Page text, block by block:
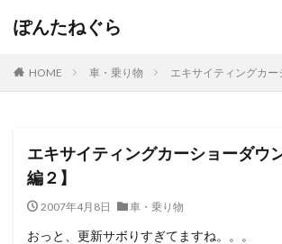
ぽんたねぐら
HOME 車・乗り物 エキサイティングカ
エキサイティングカーショーダウ
編２】
2007年4月8日 車・乗り物
おっと、更新サボりすぎてますね。。。